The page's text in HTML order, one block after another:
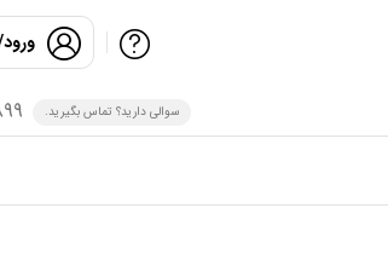
سوالی دارید؟ تماس بگیرید.